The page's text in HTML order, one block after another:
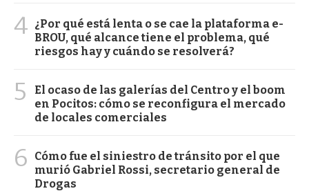
4 ¿Por qué está lenta o se cae la plataforma e-
BROU, qué alcance tiene el problema, qué
riesgos hay y cuándo se resolverá?
5
El ocaso de las galerías del Centro y el boom
en Pocitos: cómo se reconfigura el mercado
de locales comerciales
6
Cómo fue el siniestro de tránsito por el que
murió Gabriel Rossi, secretario general de
Drogas